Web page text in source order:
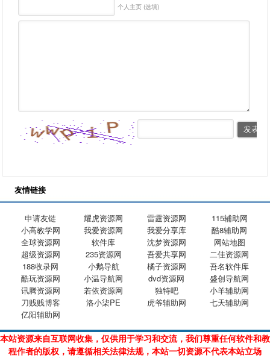
个人主页 (选填)
友情链接
申请友链 耀虎资源网 雷霆资源网
115辅助网
小高教学网
我爱资源网 我爱分享库
酷8辅助网
全球资源网
软件库 沈梦资源网
网站地图
超级资源网
235资源网 吾爱共享网
二佳资源网
188收录网
小鹅导航 橘子资源网
吾名软件库
酷玩资源网
小温导航网 dvd资源网
盛创导航网
讯腾资源网
若依资源网 独特吧
小羊辅助网
刀贱贱博客
洛小柒PE 虎爷辅助网
七天辅助网
亿阳辅助网
本站资源来自互联网收集，仅供用于学习和交流，我们尊重任何软件和教
程作者的版权，请遵循相关法律法规，本站一切资源不代表本站立场